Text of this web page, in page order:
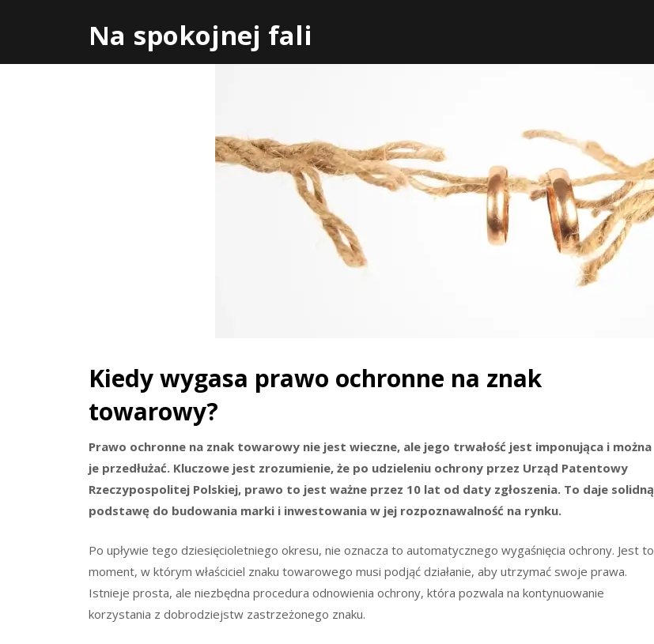
Na spokojnej fali
Kiedy wygasa prawo ochronne na znak
towarowy?
Prawo ochronne na znak towarowy nie jest wieczne, ale jego trwałość jest imponująca i można
je przedłużać. Kluczowe jest zrozumienie, że po udzieleniu ochrony przez Urząd Patentowy
Rzeczypospolitej Polskiej, prawo to jest ważne przez 10 lat od daty zgłoszenia. To daje solidną
podstawę do budowania marki i inwestowania w jej rozpoznawalność na rynku.
Po upływie tego dziesięcioletniego okresu, nie oznacza to automatycznego wygaśnięcia ochrony. Jest to
moment, w którym właściciel znaku towarowego musi podjąć działanie, aby utrzymać swoje prawa.
Istnieje prosta, ale niezbędna procedura odnowienia ochrony, która pozwala na kontynuowanie
korzystania z dobrodziejstw zastrzeżonego znaku.